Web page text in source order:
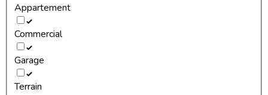
Appartement
Commercial
Garage
Terrain